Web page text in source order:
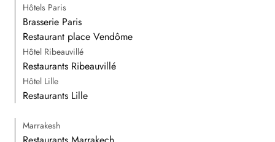
Hôtels Paris
Brasserie Paris
Restaurant place Vendôme
Hôtel Ribeauvillé
Restaurants Ribeauvillé
Hôtel Lille
Restaurants Lille
Marrakesh